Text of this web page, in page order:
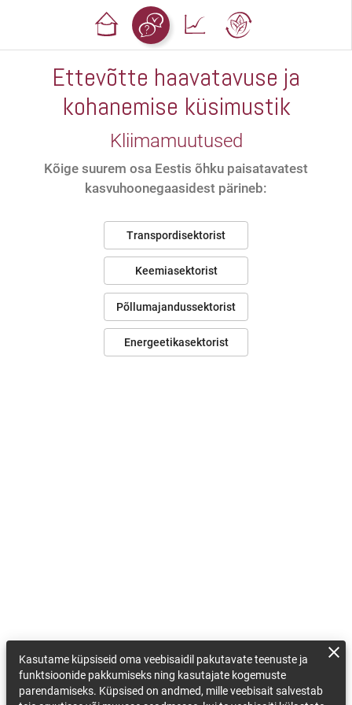
Ettevõtte haavatavuse ja
kohanemise küsimustik
Kliimamuutused
Kõige suurem osa Eestis õhku paisatavatest
kasvuhoonegaasidest pärineb:
Transpordisektorist
Keemiasektorist
Põllumajandussektorist
Energeetikasektorist
Kasutame küpsiseid oma veebisaidil pakutavate teenuste ja
funktsioonide pakkumiseks ning kasutajate kogemuste
parendamiseks. Küpsised on andmed, mille veebisait salvestab